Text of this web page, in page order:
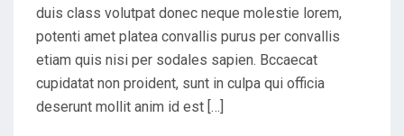
duis class volutpat donec neque molestie lorem,
potenti amet platea convallis purus per convallis
etiam quis nisi per sodales sapien. Bccaecat
cupidatat non proident, sunt in culpa qui officia
deserunt mollit anim id est […]